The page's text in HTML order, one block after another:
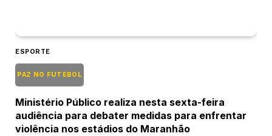
ESPORTE
PAZ NO FUTEBOL
Ministério Público realiza nesta sexta-feira
audiência para debater medidas para enfrentar
violência nos estádios do Maranhão